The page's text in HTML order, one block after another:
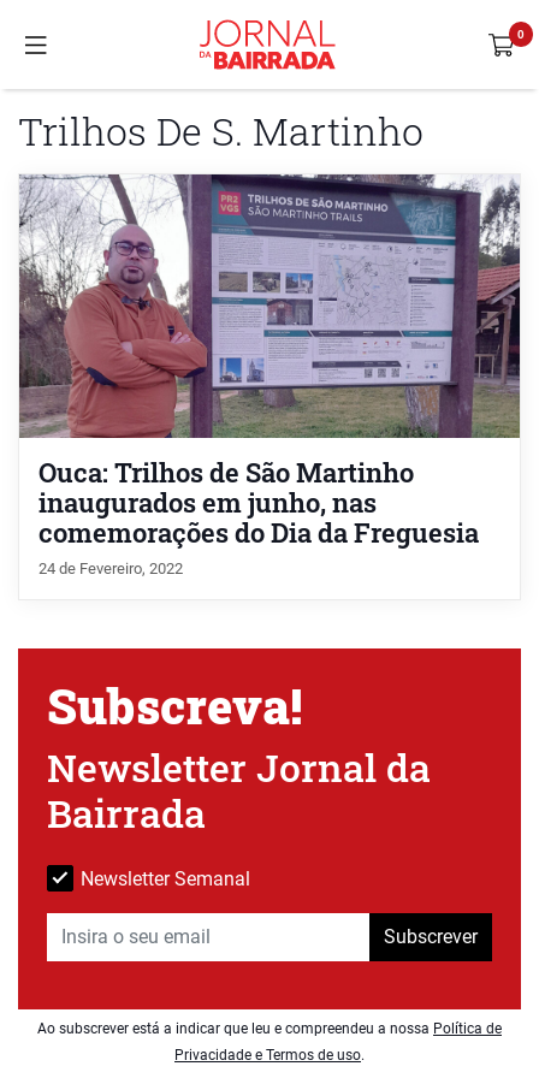
Trilhos De S. Martinho
Ouca: Trilhos de São Martinho
inaugurados em junho, nas
comemorações do Dia da Freguesia
24 de Fevereiro, 2022
Subscreva!
Newsletter Jornal da
Bairrada
Newsletter Semanal
Subscrever
Ao subscrever está a indicar que leu e compreendeu a nossa Política de
Privacidade e Termos de uso.